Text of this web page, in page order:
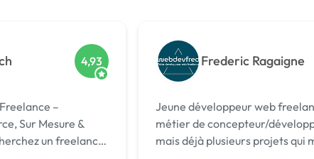
4,93
–
Sur Mesure &
Frederic Ragaigne
Jeune développeur web
métier de concepteur/
mais déjà plusieurs projets qui